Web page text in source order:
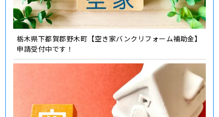
栃木県下都賀郡野木町【空き家バンクリフォーム補助金】
申請受付中です！